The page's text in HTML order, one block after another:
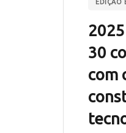
EDIÇÃO
30
com